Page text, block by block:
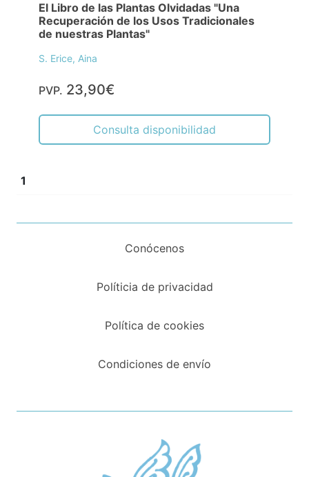
El Libro de las Plantas Olvidadas "Una
Recuperación de los Usos Tradicionales
de nuestras Plantas"
S. Erice, Aina
PVP. 23,90€
Consulta disponibilidad
1
Conócenos
Políticia de privacidad
Política de cookies
Condiciones de envío